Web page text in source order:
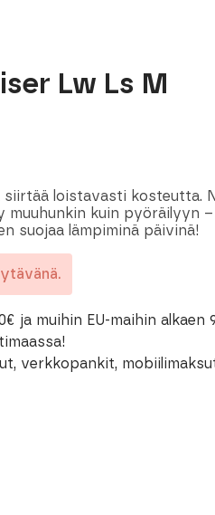
Lw Ls M
loistavasti kosteutta.
muuhunkin kuin pyöräilyyn
suojaa lämpiminä päivinä!
ja muihin EU-maihin alkaen
verkkopankit,